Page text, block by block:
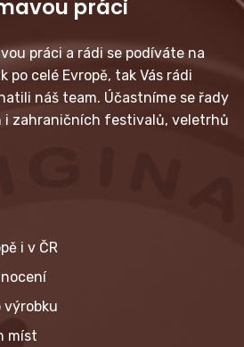
práci
práci a rádi se podíváte na
po celé Evropě, tak Vás rádi
náš team. Účastníme se řady
i zahraničních festivalů, veletrhů
i v ČR
míst